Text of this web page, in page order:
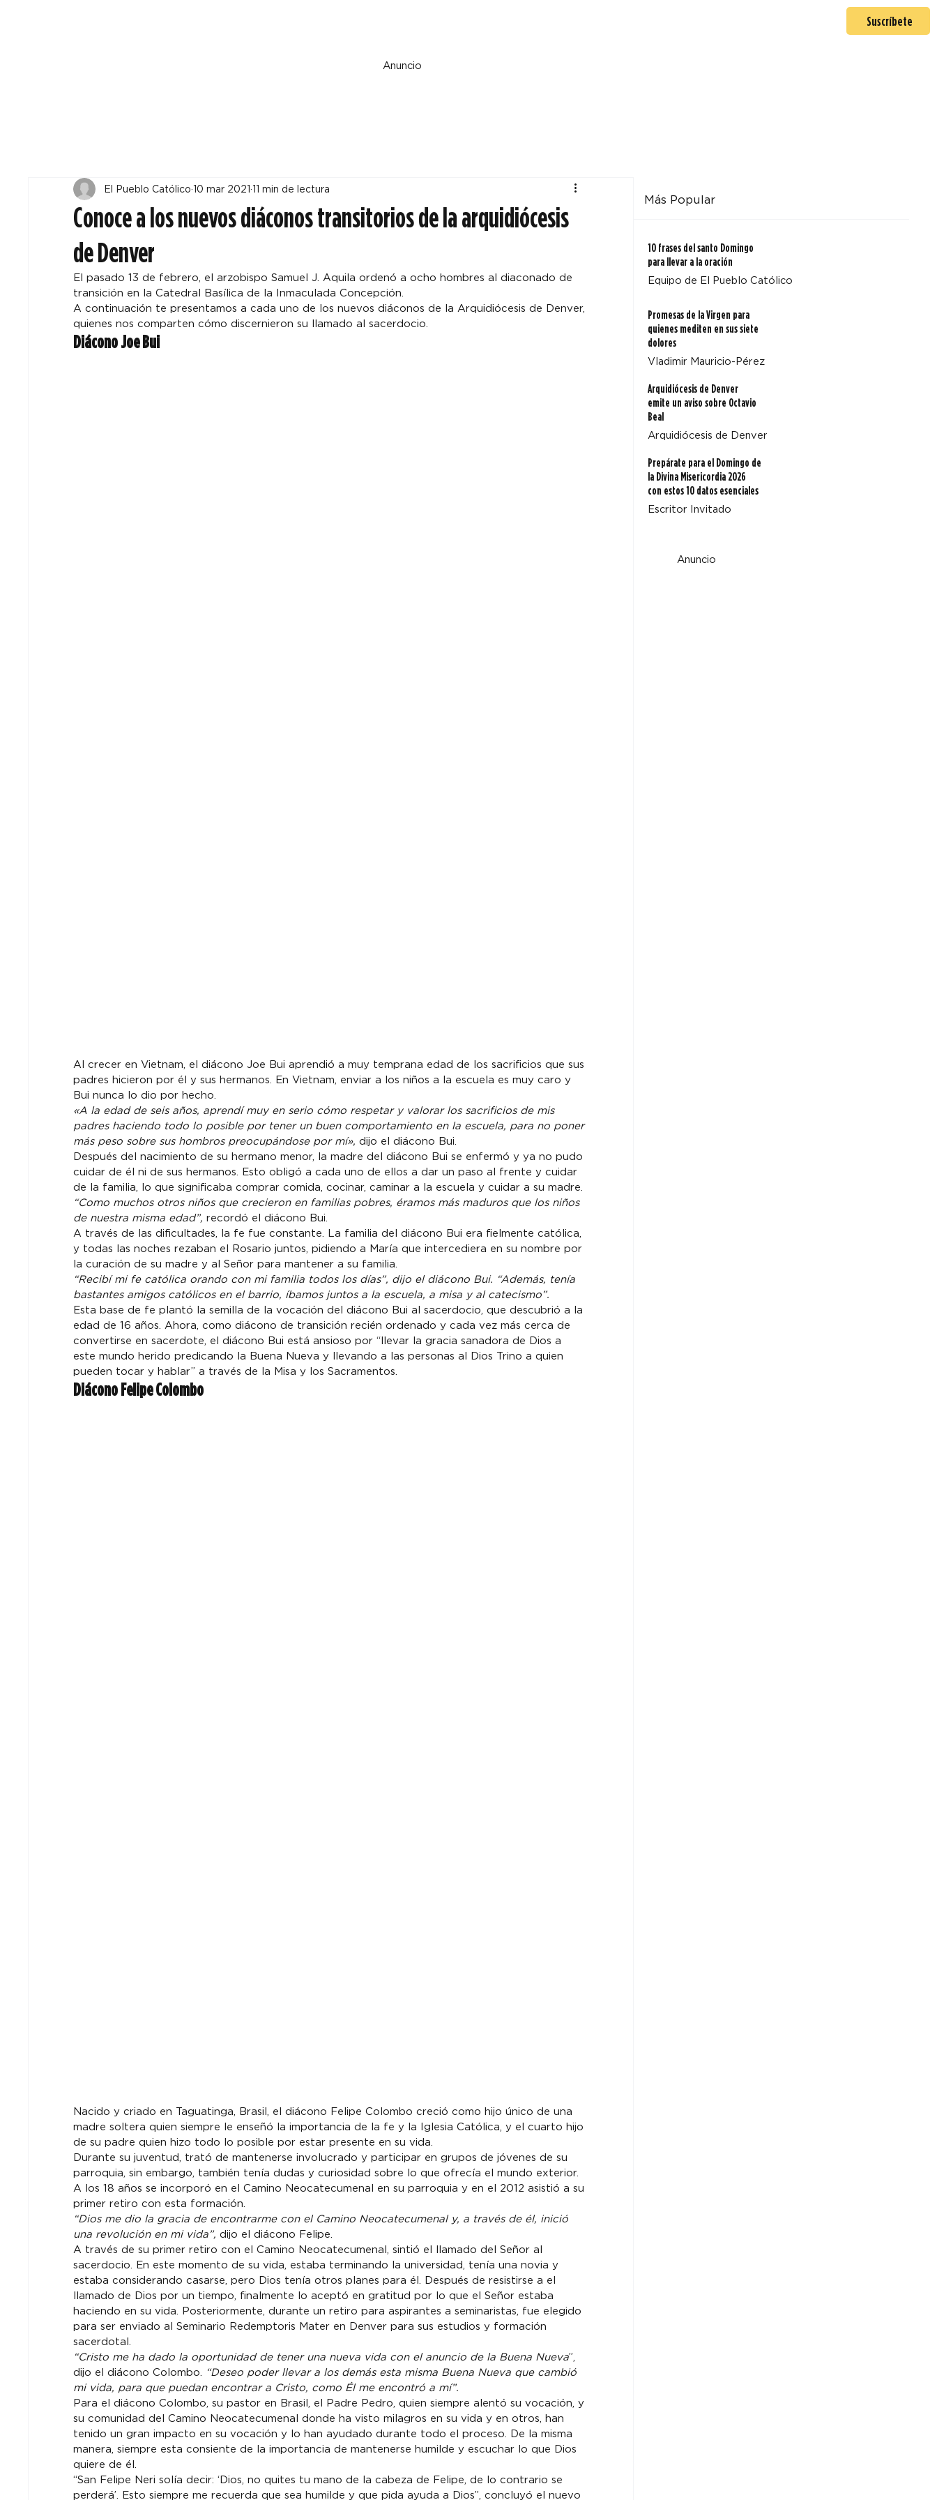
Suscríbete
Anuncio
Conoce a los nuevos diáconos transitorios de la arquidiócesis
de Denver
El Pueblo Católico 10 mar 2021 11 min de lectura
El pasado 13 de febrero, el arzobispo Samuel J. Aquila ordenó a ocho hombres al diaconado de
transición en la Catedral Basílica de la Inmaculada Concepción.
A continuación te presentamos a cada uno de los nuevos diáconos de la Arquidiócesis de Denver,
quienes nos comparten cómo discernieron su llamado al sacerdocio.
Diácono Joe Bui
Al crecer en Vietnam, el diácono Joe Bui aprendió a muy temprana edad de los sacrificios que sus
padres hicieron por él y sus hermanos. En Vietnam, enviar a los niños a la escuela es muy caro y
«A la edad de seis años, aprendí muy en serio cómo respetar y valorar los sacrificios de mis
padres haciendo todo lo posible por tener un buen comportamiento en la escuela, para no poner
más peso sobre sus hombros preocupándose por mí», dijo el diácono Bui.
Después del nacimiento de su hermano menor, la madre del diácono Bui se enfermó y ya no pudo
cuidar de él ni de sus hermanos. Esto obligó a cada uno de ellos a dar un paso al frente y cuidar
“Como muchos otros niños que crecieron en familias pobres, éramos más maduros que los niños
de nuestra misma edad”, recordó el diácono Bui.
A través de las dificultades, la fe fue constante. La familia del diácono Bui era fielmente católica,
y todas las noches rezaban el Rosario juntos, pidiendo a María que intercediera en su nombre por
“Recibí mi fe católica orando con mi familia todos los días”, dijo el diácono Bui. “Además, tenía
bastantes amigos católicos en el barrio, íbamos juntos a la escuela, a misa y al catecismo”.
Esta base de fe plantó la semilla de la vocación del diácono Bui al sacerdocio, que descubrió a la
edad de 16 años. Ahora, como diácono de transición recién ordenado y cada vez más cerca de
convertirse en sacerdote, el diácono Bui está ansioso por “llevar la gracia sanadora de Dios a
este mundo herido predicando la Buena Nueva y llevando a las personas al Dios Trino a quien
pueden tocar y hablar” a través de la Misa y los Sacramentos.
Diácono Felipe Colombo
Nacido y criado en Taguatinga, Brasil, el diácono Felipe Colombo creció como hijo único de una
madre soltera quien siempre le enseñó la importancia de la fe y la Iglesia Católica, y el cuarto hijo
de su padre quien hizo todo lo posible por estar presente en su vida.
Durante su juventud, trató de mantenerse involucrado y participar en grupos de jóvenes de su
parroquia, sin embargo, también tenía dudas y curiosidad sobre lo que ofrecía el mundo exterior.
A los 18 años se incorporó en el Camino Neocatecumenal en su parroquia y en el 2012 asistió a su
“Dios me dio la gracia de encontrarme con el Camino Neocatecumenal y, a través de él, inició
una revolución en mi vida”, dijo el diácono Felipe.
A través de su primer retiro con el Camino Neocatecumenal, sintió el llamado del Señor al
sacerdocio. En este momento de su vida, estaba terminando la universidad, tenía una novia y
estaba considerando casarse, pero Dios tenía otros planes para él. Después de resistirse a el
llamado de Dios por un tiempo, finalmente lo aceptó en gratitud por lo que el Señor estaba
haciendo en su vida. Posteriormente, durante un retiro para aspirantes a seminaristas, fue elegido
para ser enviado al Seminario Redemptoris Mater en Denver para sus estudios y formación
“Cristo me ha dado la oportunidad de tener una nueva vida con el anuncio de la Buena Nueva”,
dijo el diácono Colombo. “Deseo poder llevar a los demás esta misma Buena Nueva que cambió
mi vida, para que puedan encontrar a Cristo, como Él me encontró a mí”.
Para el diácono Colombo, su pastor en Brasil, el Padre Pedro, quien siempre alentó su vocación, y
su comunidad del Camino Neocatecumenal donde ha visto milagros en su vida y en otros, han
tenido un gran impacto en su vocación y lo han ayudado durante todo el proceso. De la misma
manera, siempre esta consiente de la importancia de mantenerse humilde y escuchar lo que Dios
quiere de él.
“San Felipe Neri solía decir: ‘Dios, no quites tu mano de la cabeza de Felipe, de lo contrario se
perderá’. Esto siempre me recuerda que sea humilde y que pida ayuda a Dios”, concluyó el nuevo
Más Popular
10 frases del santo Domingo
para llevar a la oración
Equipo de El Pueblo Católico
Promesas de la Virgen para
quienes mediten en sus siete
dolores
Vladimir Mauricio-Pérez
Arquidiócesis de Denver
emite un aviso sobre Octavio
Beal
Arquidiócesis de Denver
Prepárate para el Domingo de
la Divina Misericordia 2026
con estos 10 datos esenciales
Escritor Invitado
Anuncio